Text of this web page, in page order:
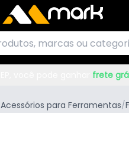
frete
Acessórios para Ferramentas/